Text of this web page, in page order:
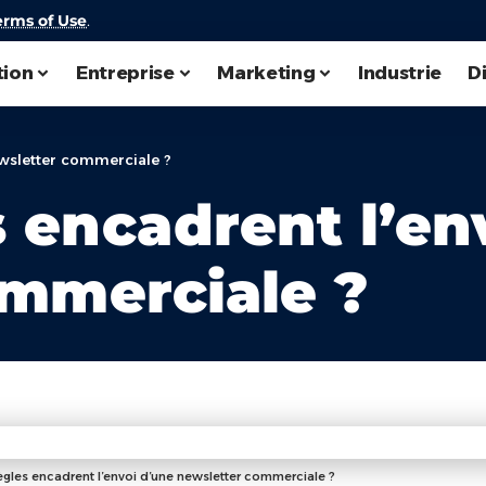
of Use.
Entreprise Marketing Industrie
commerciale ?
?
encadrent l’envoi d’une newsletter commerciale ?